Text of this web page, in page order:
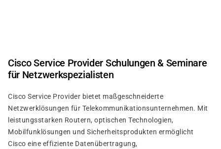
Cisco Service Provider Schulungen & Seminare
für Netzwerkspezialisten
Cisco Service Provider bietet maßgeschneiderte
Netzwerklösungen für Telekommunikationsunternehmen. Mit
leistungsstarken Routern, optischen Technologien,
Mobilfunklösungen und Sicherheitsprodukten ermöglicht
Cisco eine effiziente Datenübertragung,